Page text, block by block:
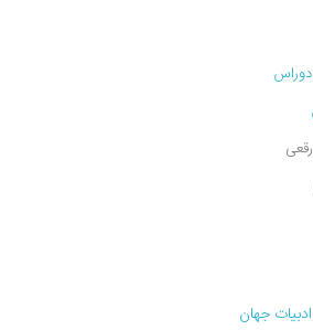
ادبيات جهان